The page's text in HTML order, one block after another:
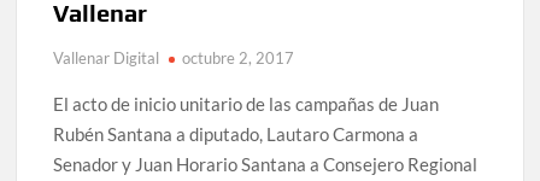
Vallenar
Vallenar Digital octubre 2, 2017
El acto de inicio unitario de las campañas de Juan
Rubén Santana a diputado, Lautaro Carmona a
Senador y Juan Horario Santana a Consejero Regional